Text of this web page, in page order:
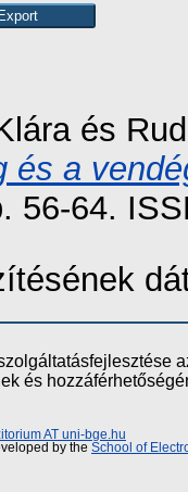
és
és a
56-64.
és
AT uni-bge.hu
by the School of